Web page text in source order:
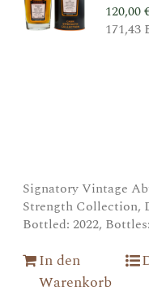
120,00
171,43
Signatory Vintage
Strength Collection,
Bottled: 2022,
In den
Warenkorb